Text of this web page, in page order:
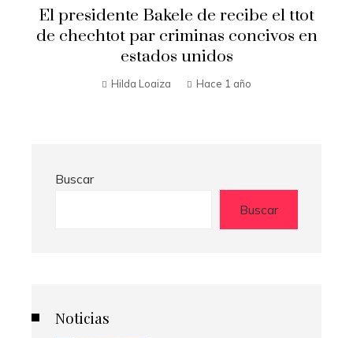
Secretario de Estado Marco Rubio
visita El Salvador
Hilda Loaiza Hace 1 año
Buscar
Buscar
Noticias